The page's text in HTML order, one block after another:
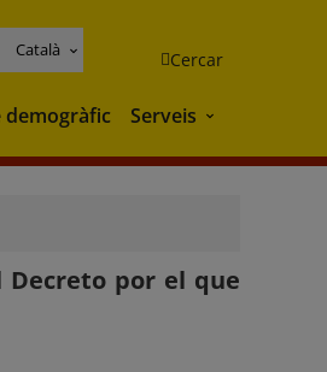
Català Cercar
demogràfic Serveis Serveis
por el que